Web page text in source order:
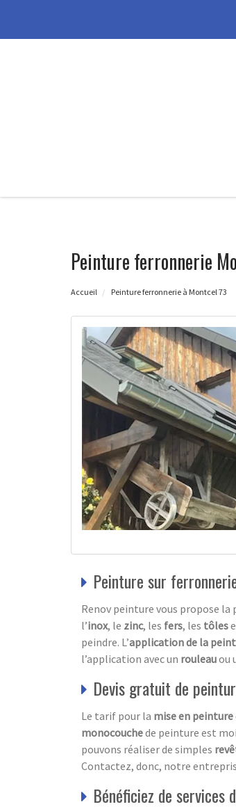
Peinture ferronnerie
Accueil Peinture ferronnerie à Montcel 73
Peinture sur
Renov peinture vous propose la
l’inox, le zinc, les fers, les tôles
peindre. L’application de la
l’application avec un rouleauou
Devis gratuit de
Le tarif pour la mise en peinture
monocouchede peinture est
pouvons réaliser de simples
Contactez, donc, notre
Bénéficiez de